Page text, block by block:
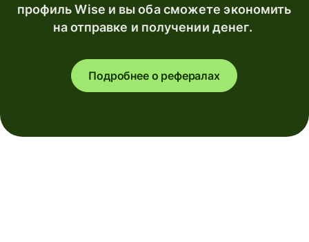
профиль Wise и вы оба сможете экономить
на отправке и получении денег.
Подробнее о рефералах